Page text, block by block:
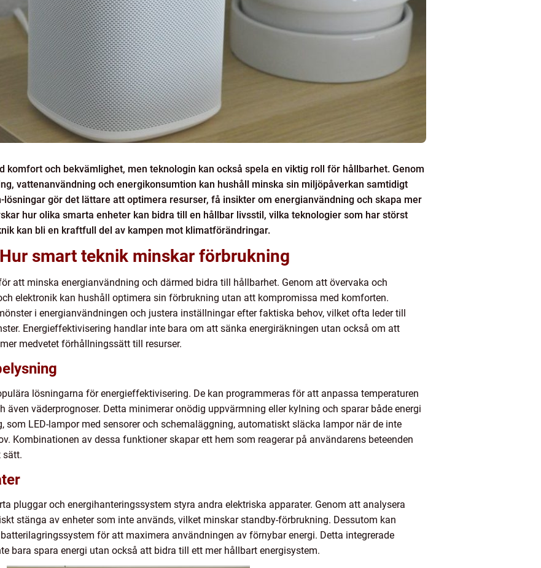
komfort och bekvämlighet, men teknologin kan också spela en viktig roll för hållbarhet. Genom
vattenanvändning och energikonsumtion kan hushåll minska sin miljöpåverkan samtidigt
gör det lättare att optimera resurser, få insikter om energianvändning och skapa mer
hur olika smarta enheter kan bidra till en hållbar livsstil, vilka teknologier som har störst
kan bli en kraftfull del av kampen mot klimatförändringar.
smart teknik minskar förbrukning
att minska energianvändning och därmed bidra till hållbarhet. Genom att övervaka och
elektronik kan hushåll optimera sin förbrukning utan att kompromissa med komforten.
i energianvändningen och justera inställningar efter faktiska behov, vilket ofta leder till
Energieffektivisering handlar inte bara om att sänka energiräkningen utan också om att
medvetet förhållningssätt till resurser.
lösningarna för energieffektivisering. De kan programmeras för att anpassa temperaturen
även väderprognoser. Detta minimerar onödig uppvärmning eller kylning och sparar både energi
som LED-lampor med sensorer och schemaläggning, automatiskt släcka lampor när de inte
Kombinationen av dessa funktioner skapar ett hem som reagerar på användarens beteenden
sätt.
pluggar och energihanteringssystem styra andra elektriska apparater. Genom att analysera
stänga av enheter som inte används, vilket minskar standby-förbrukning. Dessutom kan
för att maximera användningen av förnybar energi. Detta integrerade
bara spara energi utan också att bidra till ett mer hållbart energisystem.